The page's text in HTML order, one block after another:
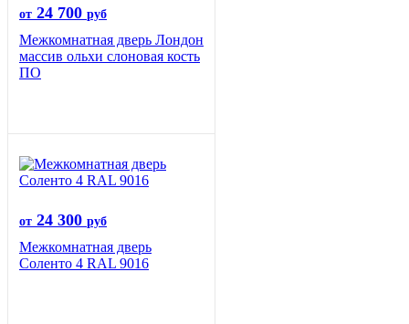
от 24 700 руб
Межкомнатная дверь Лондон
массив ольхи слоновая кость
ПО
от 24 300 руб
Межкомнатная дверь
Соленто 4 RAL 9016